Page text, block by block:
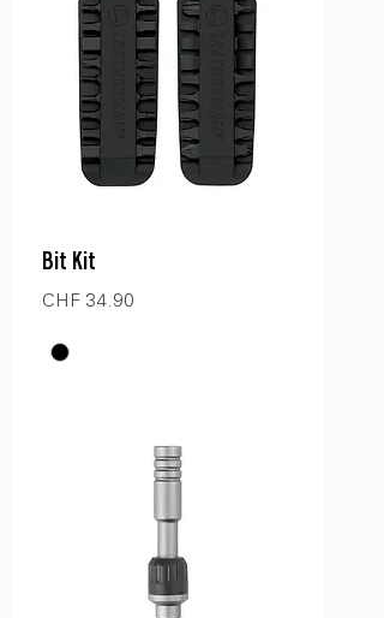
Bit Kit
Preis
CHF 34.90